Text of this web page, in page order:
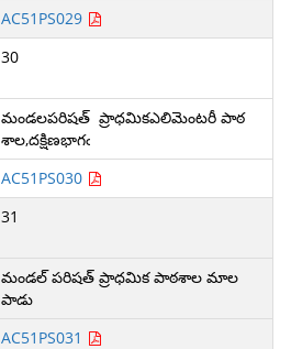
AC51PS029
30
మండలపరిషత్ ప్రాధమికఎలిమెంటరీ పాఠ
శాల,దక్షిణభాగఁ
AC51PS030
31
మండల్ పరిషత్ ప్రాధమిక పాఠశాల మాల
పాడు
AC51PS031